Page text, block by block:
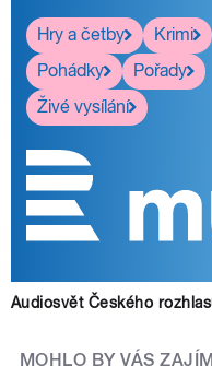
Hry a četby
Krimi
Pohádky
Pořady
Živé vysílání
Audiosvět Českého
MOHLO BY VÁS